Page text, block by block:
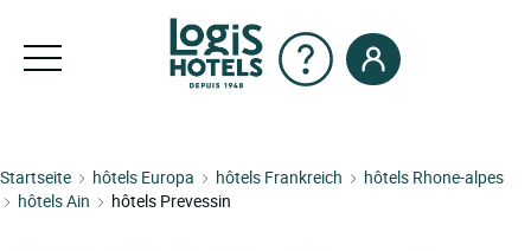
Startseite hôtels Europa hôtels Frankreich
hôtels Rhone-alpes
hôtels Ain
hôtels Prevessin